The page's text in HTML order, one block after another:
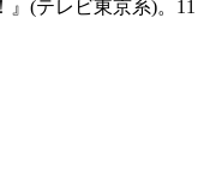
(テレビ東京系)。11